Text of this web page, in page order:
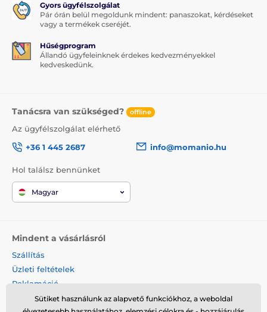
Gyors ügyfélszolgálat
Pár órán belül megoldunk mindent: panaszokat, kérdéseket
vagy a termékek cseréjét.
Hűségprogram
Állandó ügyfeleinknek érdekes kedvezményekkel
kedveskedünk.
Tanácsra van szükséged? offline
Az ügyfélszolgálat elérhető
+36 1 445 2687
info@momanio.hu
Hol találsz bennünket
Magyar
Mindent a vásárlásról
Szállítás
Üzleti feltételek
Reklamáció
Termék visszaküldése
Sütiket használunk az alapvető funkciókhoz, a weboldal